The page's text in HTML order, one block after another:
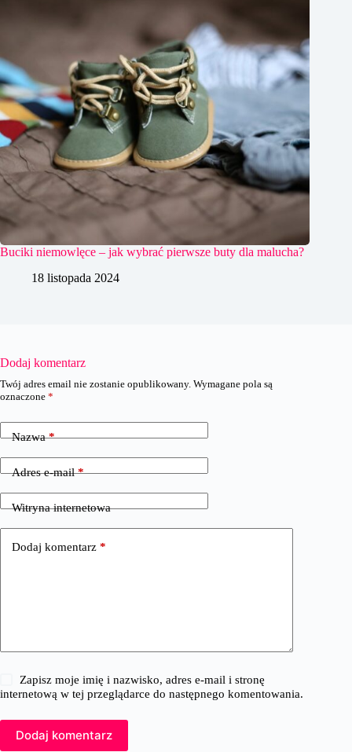
Buciki niemowlęce – jak wybrać pierwsze buty dla malucha?
18 listopada 2024
Dodaj komentarz
Twój adres email nie zostanie opublikowany. Wymagane pola są
oznaczone *
Nazwa*
Adres e-mail*
Witryna internetowa
Dodaj komentarz *
Zapisz moje imię i nazwisko, adres e-mail i stronę
internetową w tej przeglądarce do następnego komentowania.
Dodaj komentarz